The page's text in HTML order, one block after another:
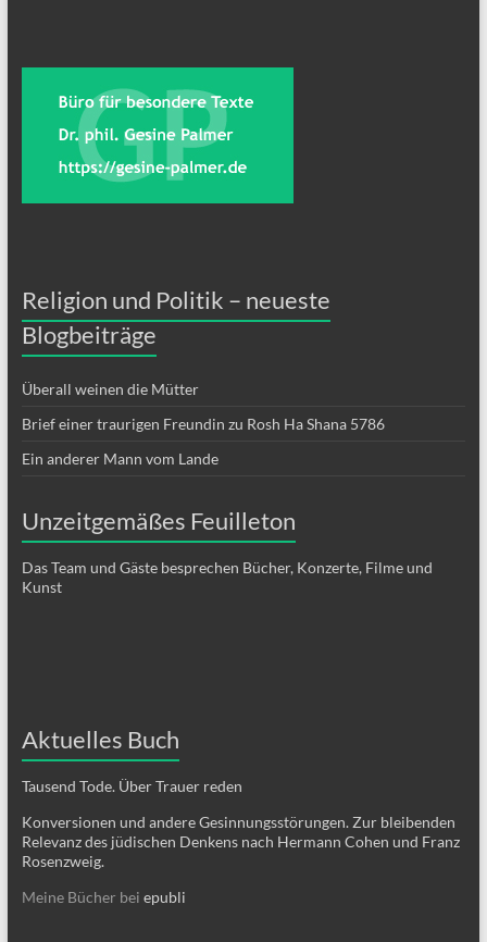
Religion und Politik – neueste
Blogbeiträge
Überall weinen die Mütter
Brief einer traurigen Freundin zu Rosh Ha Shana 5786
Ein anderer Mann vom Lande
Unzeitgemäßes Feuilleton
Das Team und Gäste besprechen Bücher, Konzerte, Filme und
Kunst
Aktuelles Buch
Tausend Tode. Über Trauer reden
Konversionen und andere Gesinnungsstörungen. Zur bleibenden
Relevanz des jüdischen Denkens nach Hermann Cohen und Franz
Rosenzweig.
Meine Bücher bei epubli